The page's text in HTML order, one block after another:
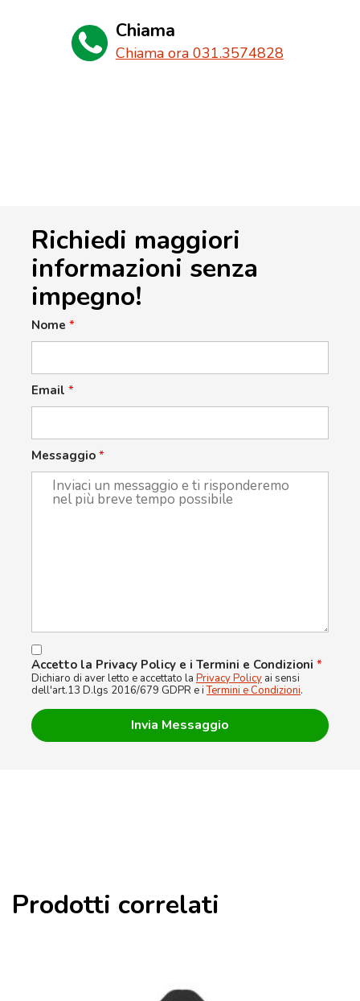
Chiama
Chiama ora 031.3574828
Richiedi maggiori
informazioni senza
impegno!
Nome *
Email *
Messaggio *
Accetto la Privacy Policy e i Termini e Condizioni *
Dichiaro di aver letto e accettato la Privacy Policy ai sensi
dell'art.13 D.lgs 2016/679 GDPR e iTermini e Condizioni.
Prodotti correlati